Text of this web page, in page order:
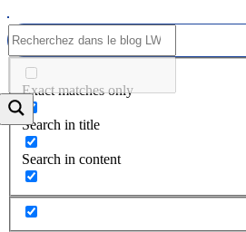
Exact matches only
Search in title
Search in content